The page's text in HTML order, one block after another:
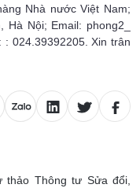
Nhà nước Việt Nam;
Nội; Email: phong2_
: 024.39392205. Xin trân
thảo Thông tư Sửa đổi,